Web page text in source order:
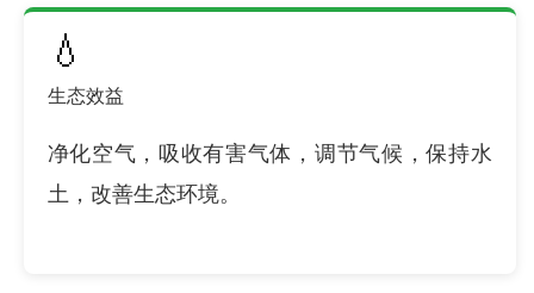
💧
生态效益
净化空气，吸收有害气体，调节气候，保持水
土，改善生态环境。